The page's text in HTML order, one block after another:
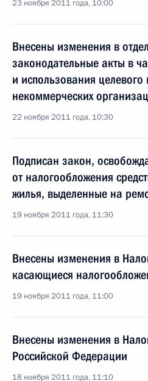
23 ноября 2011 года, 10:00
Внесены изменения в
законодательные акты в
и использования целевого
некоммерческих
22 ноября 2011 года, 10:30
Подписан закон,
от налогообложения
жилья, выделенные на
19 ноября 2011 года, 11:30
Внесены изменения в
касающиеся
19 ноября 2011 года, 11:00
Внесены изменения в
Российской Федерации
18 ноября 2011 года, 11:10